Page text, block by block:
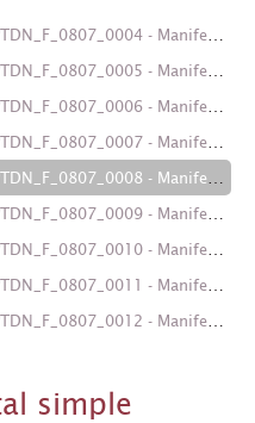
- Manifestação da Marcha Mundial das Mulheres (São Paulo-SP, 8 mar. 2003). / Crédito: César Ogata
- Manifestação da Marcha Mundial das Mulheres (São Paulo-SP, 8 mar. 2003). / Crédito: César Ogata
- Manifestação da Marcha Mundial das Mulheres (São Paulo-SP, 8 mar. 2003). / Crédito: César Ogata
- Manifestação da Marcha Mundial das Mulheres (São Paulo-SP, 8 mar. 2003). / Crédito: César Ogata
- Manifestação da Marcha Mundial das Mulheres (São Paulo-SP, 8 mar. 2003). / Crédito: César Ogata
- Manifestação da Marcha Mundial das Mulheres (São Paulo-SP, 8 mar. 2003). / Crédito: César Ogata
- Manifestação da Marcha Mundial das Mulheres (São Paulo-SP, 8 mar. 2003). / Crédito: César Ogata
- Manifestação da Marcha Mundial das Mulheres (São Paulo-SP, 8 mar. 2003). / Crédito: César Ogata
- Manifestação da Marcha Mundial das Mulheres (São Paulo-SP, 8 mar. 2003). / Crédito: César Ogata
simple